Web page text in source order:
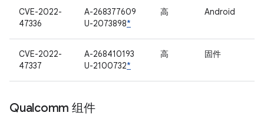
CVE-2022-
47336
A-268377609
U-2073898*
高 Android
CVE-2022-
47337
A-268410193
U-2100732*
高 固件
Qualcomm 组件